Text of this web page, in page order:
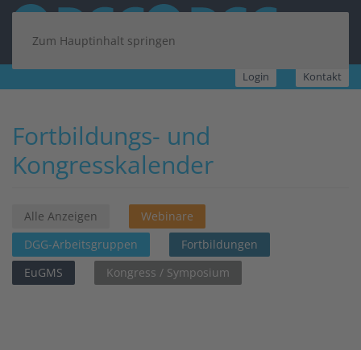
Zum Hauptinhalt springen
Login Kontakt
Fortbildungs- und
Kongresskalender
Alle Anzeigen
Webinare
DGG-Arbeitsgruppen
Fortbildungen
EuGMS
Kongress / Symposium